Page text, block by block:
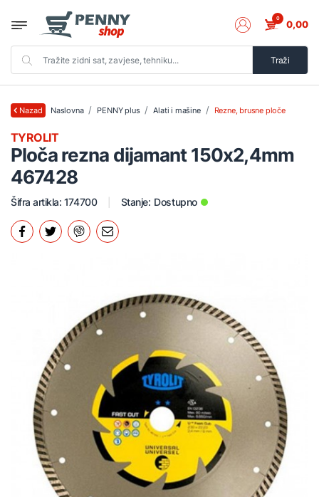
Traži
0 0,00
Nazad Naslovna PENNY plus Alati i mašine Rezne, brusne ploče
Ploča rezna dijamant 150x2,4mm
467428
TYROLIT
Šifra artikla: 174700 Stanje: Dostupno